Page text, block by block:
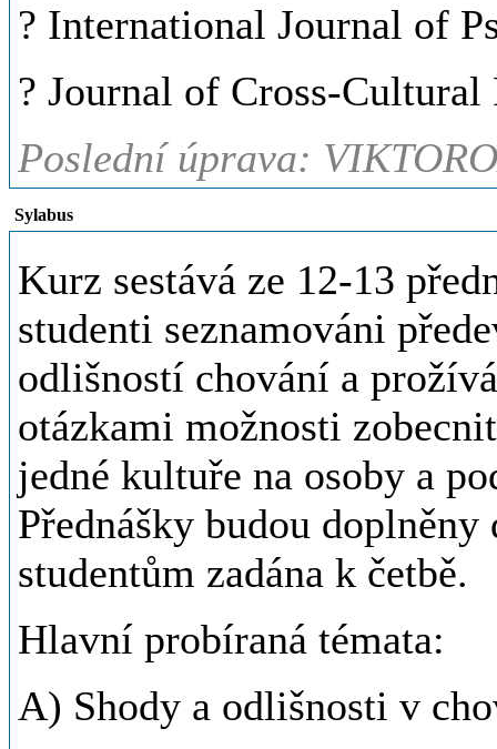
? International Journal of
? Journal of Cross-Cultural
Poslední úprava:
Sylabus
Kurz sestává ze 12-13
studenti seznamováni
odlišností chování a
otázkami možnosti
jedné kultuře na osoby a
Přednášky budou
studentům zadána k četbě.
Hlavní probíraná témata:
A) Shody a odlišnosti v